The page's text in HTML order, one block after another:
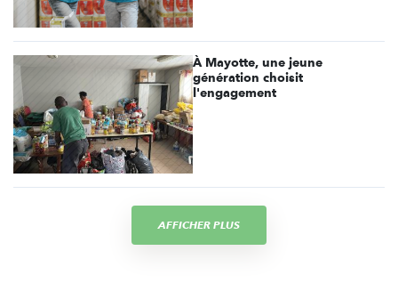
À Mayotte, une jeune
génération choisit
l'engagement
AFFICHER PLUS